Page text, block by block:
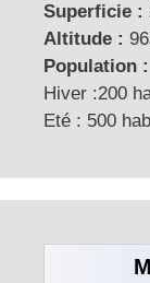
Superficie :
Altitude :
Population :
Hiver :200
Eté : 500